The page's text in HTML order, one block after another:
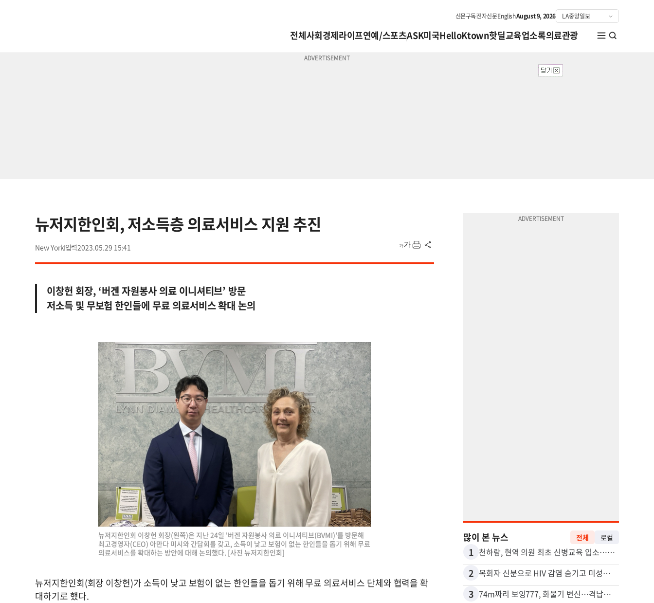
신문구독전자신문EnglishAugust 9, 2026
전체사회경제라이프연예/스포츠ASK미국HelloKtown핫딜교육업소록의료관광
뉴저지한인회, 저소득층 의료서비스 지원 추진
New York 2023.05.29 15:41
이창헌 회장, ‘버겐 자원봉사 의료 이니셔티브’ 방문
저소득 및 무보험 한인들에 무료 의료서비스 확대 논의
뉴저지한인회 이창헌 회장(왼쪽)은 지난 24일 '버겐 자원봉사 의료 이니셔티브(BVMI)'를 방문해
최고경영자(CEO) 아만다 미시와 간담회를 갖고, 소득이 낮고 보험이 없는 한인들을 돕기 위해 무료
의료서비스를 확대하는 방안에 대해 논의했다. [사진 뉴저지한인회]
뉴저지한인회(회장 이창헌)가 소득이 낮고 보험이 없는 한인들을 돕기 위해 무료 의료서비스 단체와 협력을 확
대하기로 했다.
많이 본 뉴스 전체 로컬
1 천하람, 현역 의원 최초 신병교육 입소…논산서 2박3일 생활
2 목회자 신분으로 HIV 감염 숨기고 미성년자와 성관계
3 74m짜리 보잉777, 화물기 변신…격납고서 ‘보물’ 찾는 인천공항